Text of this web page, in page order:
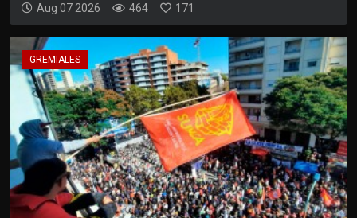
Aug 07 2026 464 171
GREMIALES